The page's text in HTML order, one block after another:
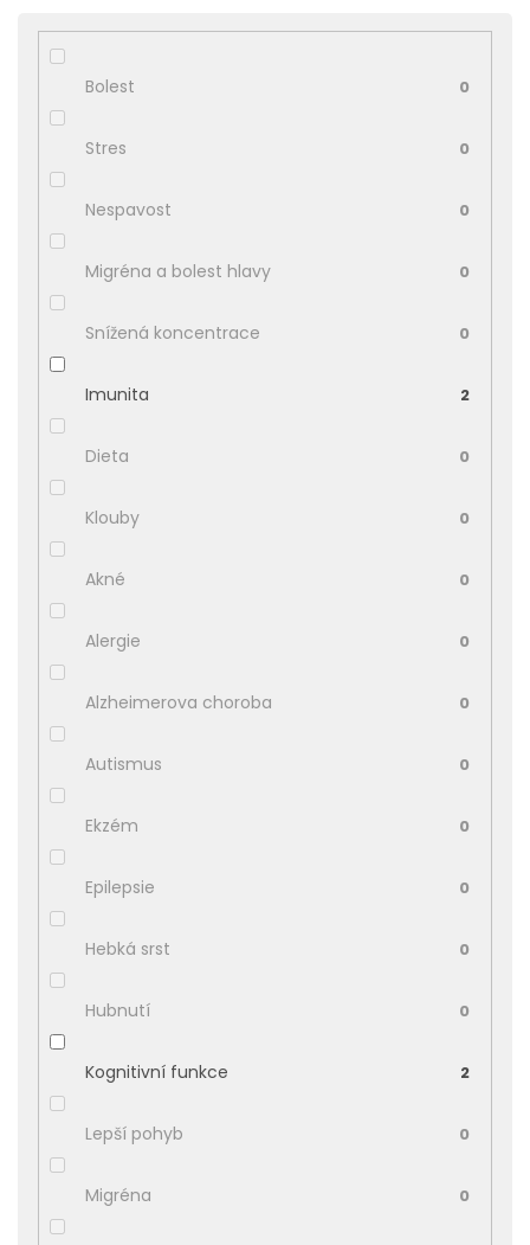
Bolest 0
Stres 0
Nespavost 0
Migréna a bolest hlavy 0
Snížená koncentrace 0
Imunita 2
Dieta 0
Klouby 0
Akné 0
Alergie 0
Alzheimerova choroba 0
Autismus 0
Ekzém 0
Epilepsie 0
Hebká srst 0
Hubnutí 0
Kognitivní funkce 2
Lepší pohyb 0
Migréna 0